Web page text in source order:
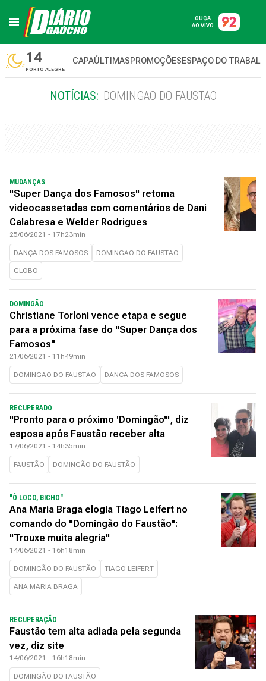
OUÇA
AO VIVO
14
PORTO ALEGRE
CAPAÚLTIMASPROMOÇÕESESPAÇO DO
NOTÍCIAS: DOMINGAO DO FAUSTAO
MUDANÇAS
"Super Dança dos Famosos" retoma
videocassetadas com comentários de Dani
Calabresa e Welder Rodrigues
25/06/2021 - 17h23min
DANÇA DOS FAMOSOS DOMINGAO DO FAUSTAO
GLOBO
DOMINGÃO
Christiane Torloni vence etapa e segue
para a próxima fase do "Super Dança dos
Famosos"
21/06/2021 - 11h49min
DOMINGAO DO FAUSTAO DANCA DOS FAMOSOS
RECUPERADO
"Pronto para o próximo 'Domingão'", diz
esposa após Faustão receber alta
17/06/2021 - 14h35min
FAUSTÃO DOMINGÃO DO FAUSTÃO
"Ô LOCO, BICHO"
Ana Maria Braga elogia Tiago Leifert no
comando do "Domingão do Faustão":
"Trouxe muita alegria"
14/06/2021 - 16h18min
DOMINGÃO DO FAUSTÃO TIAGO LEIFERT
ANA MARIA BRAGA
RECUPERAÇÃO
Faustão tem alta adiada pela segunda
vez, diz site
14/06/2021 - 16h18min
DOMINGÃO DO FAUSTÃO